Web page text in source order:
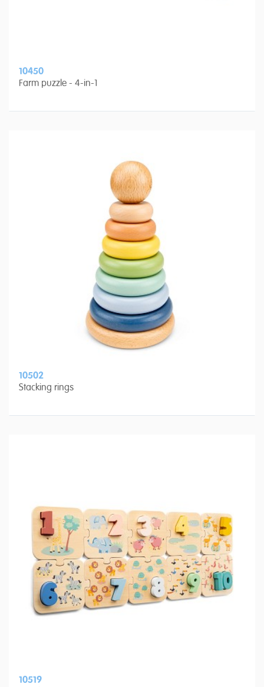
10450
Farm puzzle - 4-in-1
10502
Stacking rings
10519